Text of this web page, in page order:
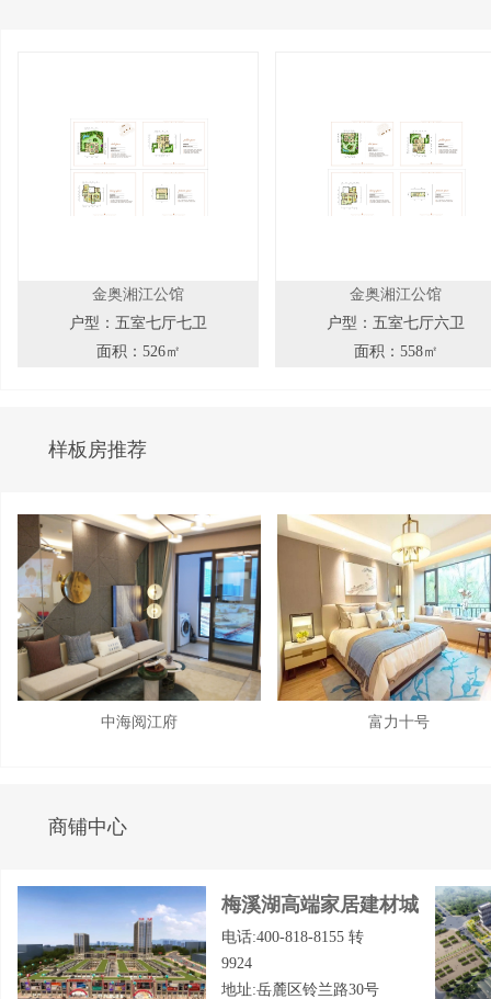
金奥湘江公馆
户型：五室七厅七卫
面积：526㎡
金奥湘江公馆
户型：五室七厅六卫
面积：558㎡
样板房推荐
中海阅江府 富力十号
商铺中心
梅溪湖高端家居建材城
电话:400-818-8155 转
9924
地址:岳麓区铃兰路30号